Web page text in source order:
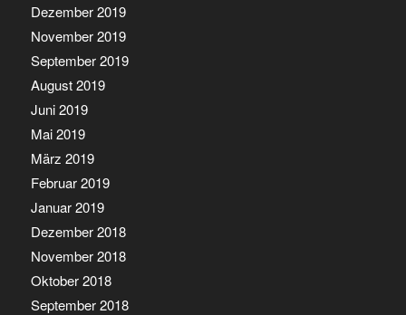
Dezember 2019
November 2019
September 2019
August 2019
Juni 2019
Mai 2019
März 2019
Februar 2019
Januar 2019
Dezember 2018
November 2018
Oktober 2018
September 2018